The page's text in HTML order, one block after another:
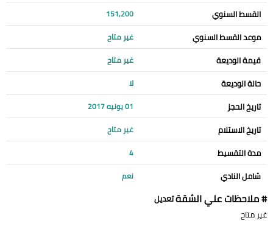
القسط السنوي 151,200
موعد القسط السنوي غير متاح
قيمة الوديعة غير متاح
حالة الوديعة لا
تاريخ الحجز 01 يونيه 2017
تاريخ الاستلام غير متاح
مدة التقسيط 4
شامل النادي نعم
# ملاحظات علي الشقةتعديل
غير متاح